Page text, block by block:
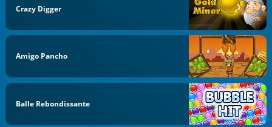
Crazy Digger
Amigo Pancho
Balle Rebondissante